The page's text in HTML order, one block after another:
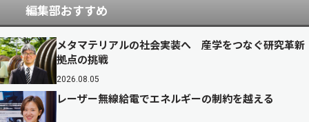
編集部おすすめ
メタマテリアルの社会実装へ 産学をつなぐ研究革新
拠点の挑戦
2026.08.05
レーザー無線給電でエネルギーの制約を越える